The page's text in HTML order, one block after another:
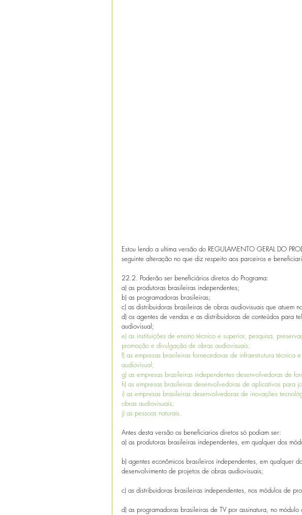
Estou lendo a ultima versão do REGULAMENTO GERAL DO
seguinte alteração no que diz respeito aos parceiros e
22.2. Poderão ser beneficiários diretos do Programa:
a) as produtoras brasileiras independentes;
b) as programadoras brasileiras;
c) as distribuidoras brasileiras de obras audiovisuais que atuem
d) os agentes de vendas e as distribuidoras de conteúdos para
audiovisual;
e) as instituições de ensino técnico e superior, pesquisa,
promoção e divulgação de obras audiovisuais;
f) as empresas brasileiras fornecedoras de infraestrutura
audiovisual;
g) as empresas brasileiras independentes desenvolvedoras de
h) as empresas brasileiras desenvolvedoras de aplicativos para
i) as empresas brasileiras desenvolvedoras de inovações
obras audiovisuais;
j) as pessoas naturais.
Antes desta versão os beneficiarios diretos só podiam ser:
a) as produtoras brasileiras independentes, em qualquer dos
b) agentes econômicos brasileiros independentes, em qualquer
desenvolvimento de projetos de obras audiovisuais;
c) as distribuidoras brasileiras independentes, nos módulos de
d) as programadoras brasileiras de TV por assinatura, no módulo